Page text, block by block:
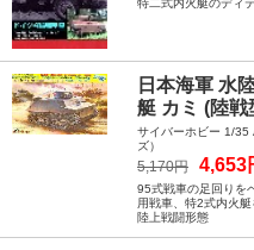
特二式内火艇のディ
日本海軍 水
艇 カミ (陸戦
サイバーホビー 1/35
ズ）
5,170円 4,653
95式戦車の足回りを
用戦車、特2式内火
陸上戦闘形態